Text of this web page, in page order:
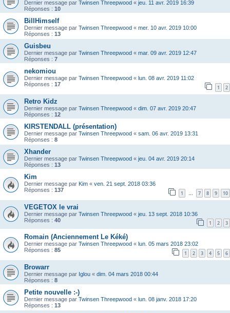
Dernier message par Twinsen Threepwood « jeu. 11 avr. 2019 16:39
Réponses : 10
BillHimself
Dernier message par Twinsen Threepwood « mer. 10 avr. 2019 10:00
Réponses : 13
Guisbeu
Dernier message par Twinsen Threepwood « mar. 09 avr. 2019 12:47
Réponses : 7
nekomiou
Dernier message par Twinsen Threepwood « lun. 08 avr. 2019 11:02
Réponses : 17 1 2
Retro Kidz
Dernier message par Twinsen Threepwood « dim. 07 avr. 2019 20:47
Réponses : 12
KIRSTENDALL (présentation)
Dernier message par Twinsen Threepwood « sam. 06 avr. 2019 13:31
Réponses : 8
Xhander
Dernier message par Twinsen Threepwood « jeu. 04 avr. 2019 20:14
Réponses : 13
Kim
Dernier message par Kim « ven. 21 sept. 2018 03:36
Réponses : 137 1 … 7 8 9 10
VEGETOX le vrai
Dernier message par Twinsen Threepwood « jeu. 13 sept. 2018 10:36
Réponses : 40 1 2 3
Romain (Anciennement Le Kéké)
Dernier message par Twinsen Threepwood « lun. 05 mars 2018 23:02
Réponses : 85 1 2 3 4 5 6
Browarr
Dernier message par Iglou « dim. 04 mars 2018 00:44
Réponses : 8
Petite nouvelle :-)
Dernier message par Twinsen Threepwood « lun. 08 janv. 2018 17:20
Réponses : 13